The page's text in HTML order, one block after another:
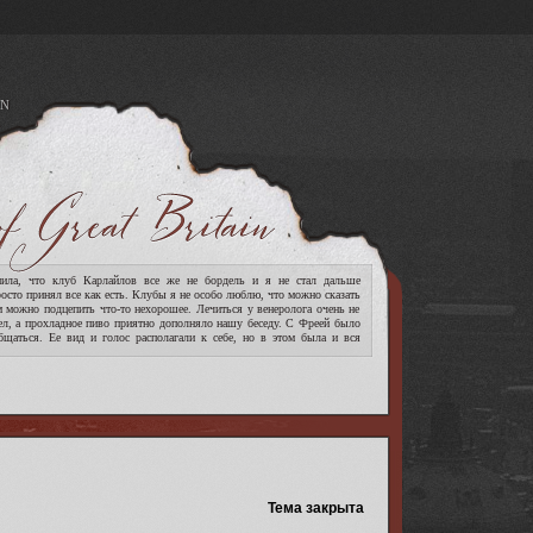
что клуб Карлайлов все же не бордель и я не стал дальше
принял все как есть. Клубы я не особо люблю, что можно сказать
подцепить что-то нехорошее. Лечиться у венеролога очень не
а прохладное пиво приятно дополняло нашу беседу. С Фреей было
Ее вид и голос располагали к себе, но в этом была и вся
Тема закрыта